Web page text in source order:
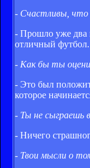
- Счастливы, что
- Прошло уже два
отличный
- Как бы ты
- Это был
которое
- Ты не сыграешь
- Ничего
- Твои мысли о